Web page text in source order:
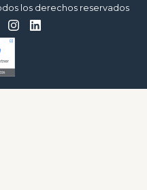
los derechos reservados